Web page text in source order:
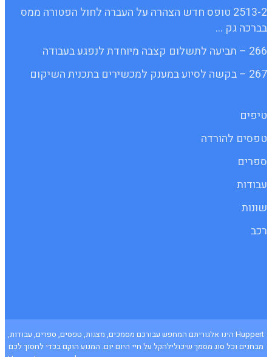
2513-2 טופס חדש הצהרה על העברה לחול הפטורה ממס
בברכה גק …
266 – תביעה לתשלום קצבה מיוחדת לנפגע בעבודה
267 – בקשה לסיוע במענק למכשירים בתכנית השיקום
טיפים
טפסים להורדה
ספרים
עבודות
שונות
רכב
Huppert הינו אלגוריתם המחפש עבורכם מסמכים, מצגות, טפסים, ספרים, עבודות,
מבחנים וכל סוג מסמך שיכולילהקל על חיי היום יום. המנוע הוקם בכדי לחסוך לכם